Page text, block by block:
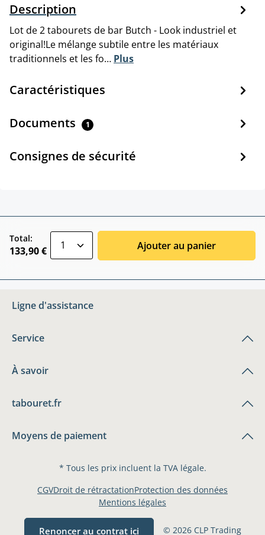
Description
Lot de 2 tabourets de bar Butch - Look industriel et
original!Le mélange subtile entre les matériaux
traditionnels et les fo… Plus
Caractéristiques
Documents 1
Consignes de sécurité
Total:
133,90 € Ajouter au panier
Ligne d'assistance
Service
À savoir
tabouret.fr
Moyens de paiement
* Tous les prix incluent la TVA légale.
Renoncer au contrat ici © 2026 CLP Trading
CGVDroit de rétractationProtection des données
Mentions légales